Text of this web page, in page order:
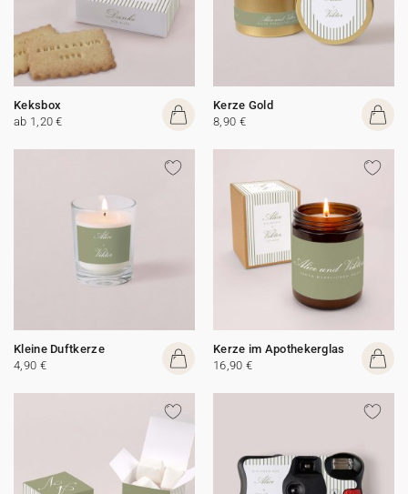
Keksbox
ab 1,20 €
Kerze Gold
8,90 €
Kleine Duftkerze
4,90 €
Kerze im Apothekerglas
16,90 €